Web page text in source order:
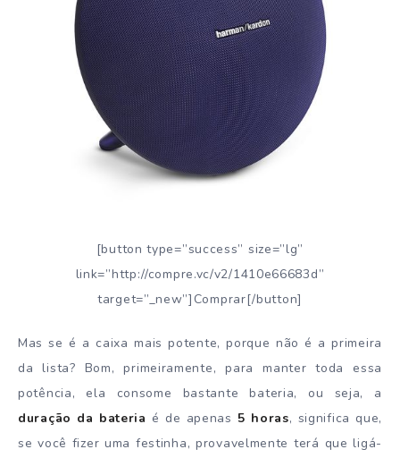
[button type=”success” size=”lg”
link=”http://compre.vc/v2/1410e66683d”
target=”_new”]Comprar[/button]
Mas se é a caixa mais potente, porque não é a primeira
da lista? Bom, primeiramente, para manter toda essa
potência, ela consome bastante bateria, ou seja, a
duração da bateria é de apenas 5 horas, significa que,
se você fizer uma festinha, provavelmente terá que ligá-